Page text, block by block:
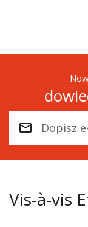
Vis-à-vis